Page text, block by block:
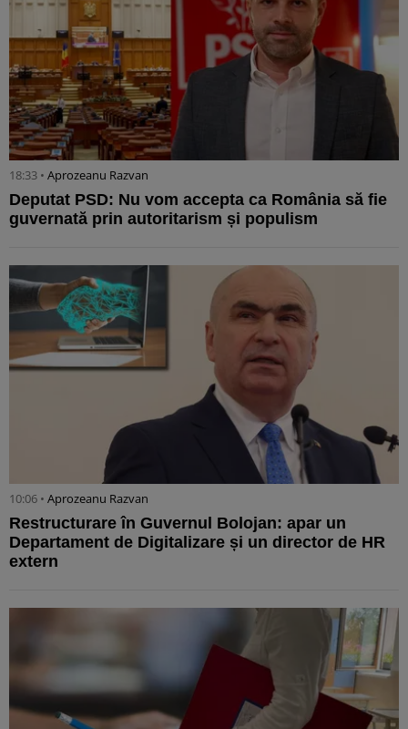
18:33 • Aprozeanu Razvan
Deputat PSD: Nu vom accepta ca România să fie
guvernată prin autoritarism și populism
10:06 • Aprozeanu Razvan
Restructurare în Guvernul Bolojan: apar un
Departament de Digitalizare și un director de HR
extern